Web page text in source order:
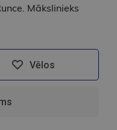
Mākslinieks
Vēlos